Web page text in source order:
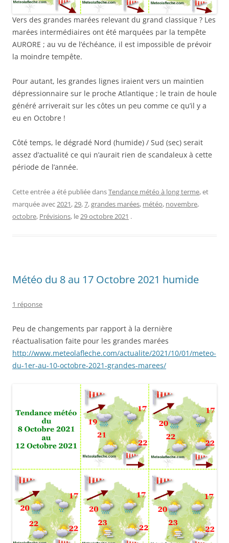
Vers des grandes marées relevant du grand classique ? Les
marées intermédiaires ont été marquées par la tempête
AURORE ; au vu de l’échéance, il est impossible de prévoir
la moindre tempête.
Pour autant, les grandes lignes iraient vers un maintien
dépressionnaire sur le proche Atlantique ; le train de houle
généré arriverait sur les côtes un peu comme ce qu’il y a
eu en Octobre !
Côté temps, le dégradé Nord (humide) / Sud (sec) serait
assez d’actualité ce qui n’aurait rien de scandaleux à cette
période de l’année.
Cette entrée a été publiée dansTendance météo à long terme, et
marquée avec2021,29,7,grandes marées, météo, novembre,
octobre, Prévisions, le29 octobre 2021 .
Météo du 8 au 17 Octobre 2021 humide
1 réponse
Peu de changements par rapport à la dernière
réactualisation faite pour les grandes marées
http://www.meteolafleche.com/actualite/2021/10/01/meteo-
du-1er-au-10-octobre-2021-grandes-marees/